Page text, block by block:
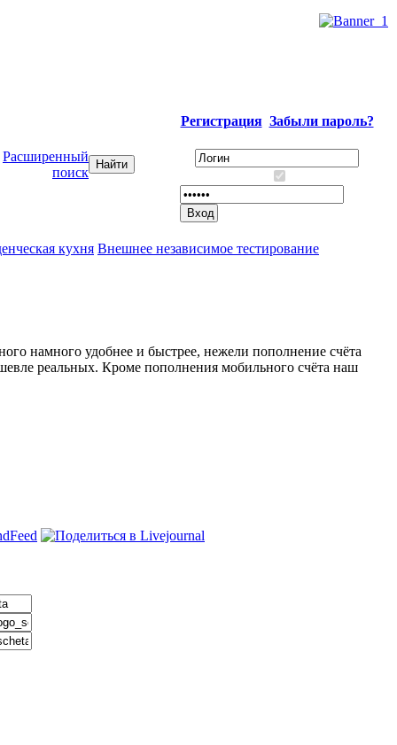
Расширенный
поиск
Регистрация Забыли пароль?
кухня Внешнее независимое тестирование
намного удобнее и быстрее, нежели пополнение счёта
реальных. Кроме пополнения мобильного счёта наш